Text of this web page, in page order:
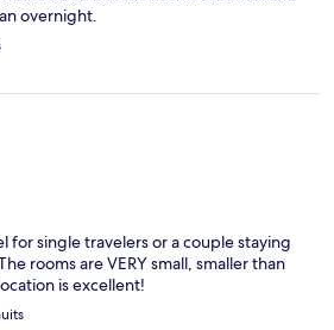
overnight.
for single travelers or a couple staying
rooms are VERY small, smaller than
is excellent!